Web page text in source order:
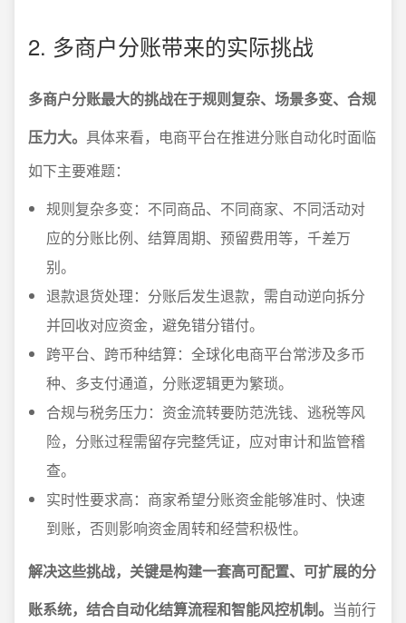
2. 多商户分账带来的实际挑战
多商户分账最大的挑战在于规则复杂、场景多变、合规
压力大。 具体来看，电商平台在推进分账自动化时面临
如下主要难题：
规则复杂多变：不同商品、不同商家、不同活动对
应的分账比例、结算周期、预留费用等，千差万
别。
退款退货处理：分账后发生退款，需自动逆向拆分
并回收对应资金，避免错分错付。
跨平台、跨币种结算：全球化电商平台常涉及多币
种、多支付通道，分账逻辑更为繁琐。
合规与税务压力：资金流转要防范洗钱、逃税等风
险，分账过程需留存完整凭证，应对审计和监管稽
查。
实时性要求高：商家希望分账资金能够准时、快速
到账，否则影响资金周转和经营积极性。
解决这些挑战，关键是构建一套高可配置、可扩展的分
账系统，结合自动化结算流程和智能风控机制。 当前行